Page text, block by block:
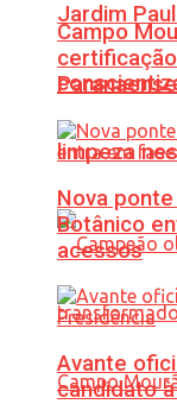
Jardim
limpeza
Campo
Nova
Botânico
acessos
Avante
candidato